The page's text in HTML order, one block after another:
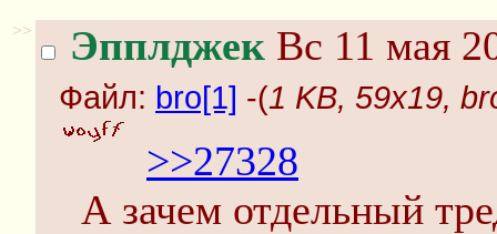
>> Эпплджек Вс 11 мая
Файл: bro[1] -(1 KB, 59x19,
>>27328
А зачем отдельный